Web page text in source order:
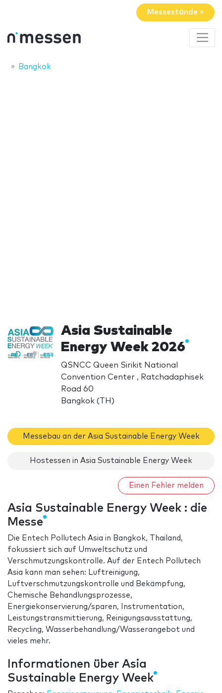
Messestände »
Bangkok
Asia Sustainable
Energy Week 2026
QSNCC Queen Sirikit National
Convention Center , Ratchadaphisek
Road 60
Bangkok (TH)
Messebau an der Asia Sustainable Energy Week
Hostessen in Asia Sustainable Energy Week
Einen Fehler melden
Asia Sustainable Energy Week : die
Messe
Die Entech Pollutech Asia in Bangkok, Thailand,
fokussiert sich auf Umweltschutz und
Verschmutzungskontrolle. Auf der Entech Pollutech
Asia kann man sehen: Luftreinigung,
Luftverschmutzungskontrolle und Bekämpfung,
Chemische Behandlungsprozesse,
Energiekonservierung/sparen, Instrumentation,
Leistungstransmittierung, Reinigungsausstattung,
Recycling, Wasserbehandlung/Wasserangebot und
vieles mehr.
Informationen über Asia
Sustainable Energy Week